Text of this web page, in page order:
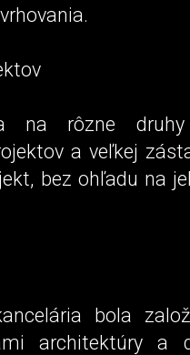
na rôzne
a veľkej
bez ohľadu na
bola
architektúry a